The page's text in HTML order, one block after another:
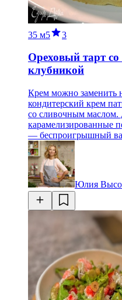
35 м5 3
Ореховый тарт
клубникой
Крем можно заменить
кондитерский крем
со сливочным маслом.
карамелизированные
— беспроигрышный
Юлия